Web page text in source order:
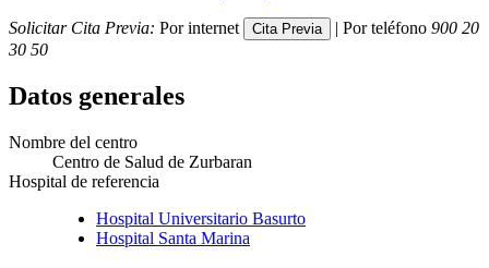
Solicitar Cita Previa: Por internet | Por teléfono 900 20
30 50
Datos generales
Nombre del centro
Centro de Salud de Zurbaran
Hospital de referencia
Hospital Universitario Basurto
Hospital Santa Marina